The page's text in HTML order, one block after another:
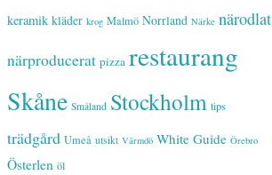
keramik kläder krog Malmö Norrland Närke närodlat
närproducerat pizza restaurang
Skåne Småland Stockholm tips
trädgård Umeå utsikt Värmdö White Guide Örebro
Österlen öl